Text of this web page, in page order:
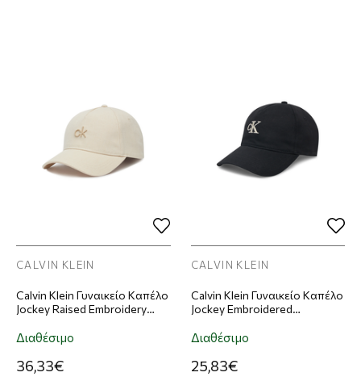
CALVIN KLEIN
Calvin Klein Γυναικείο Καπέλο
Jockey Raised Embroidery
Διαθέσιμο
36,33€
CALVIN KLEIN
Calvin Klein Γυναικείο Καπέλο
Jockey Embroidered
Διαθέσιμο
25,83€